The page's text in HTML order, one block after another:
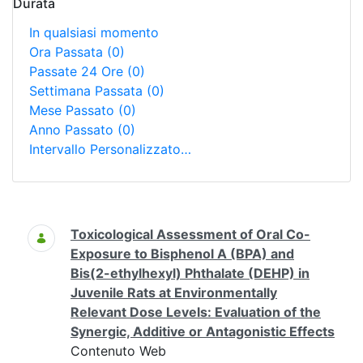
Durata
In qualsiasi momento
Ora Passata (0)
Passate 24 Ore (0)
Settimana Passata (0)
Mese Passato (0)
Anno Passato (0)
Intervallo Personalizzato…
Ricerca
Toxicological Assessment of Oral Co-
Exposure to Bisphenol A (BPA) and
Bis(2-ethylhexyl) Phthalate (DEHP) in
Juvenile Rats at Environmentally
Relevant Dose Levels: Evaluation of the
Synergic, Additive or Antagonistic Effects
Contenuto Web